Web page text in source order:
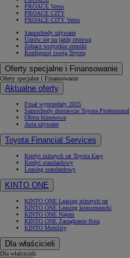
PROACE Verso
PROACE CITY
PROACE CITY Verso
Samochody używane
Umów się na jazdę testową
Zobacz wszystkie cenniki
Konfiguruj swoją Toyotę
Oferty specjalne i Finansowanie
Oferty specjalne i Finansowanie
Aktualne oferty
Finał wyprzedaży 2025
Samochody dostawcze Toyota Professional
Oferta biznesowa
Auta używane
Toyota Financial Services
Kredyt niższych rat Toyota Easy
Kredyt standardowy
Leasing standardowy
KINTO ONE
KINTO ONE Leasing niższych rat
KINTO ONE Leasing konsumencki
KINTO ONE Najem
KINTO ONE Zarządzanie flotą
KINTO Mobility
Dla właścicieli
Dla właścicieli